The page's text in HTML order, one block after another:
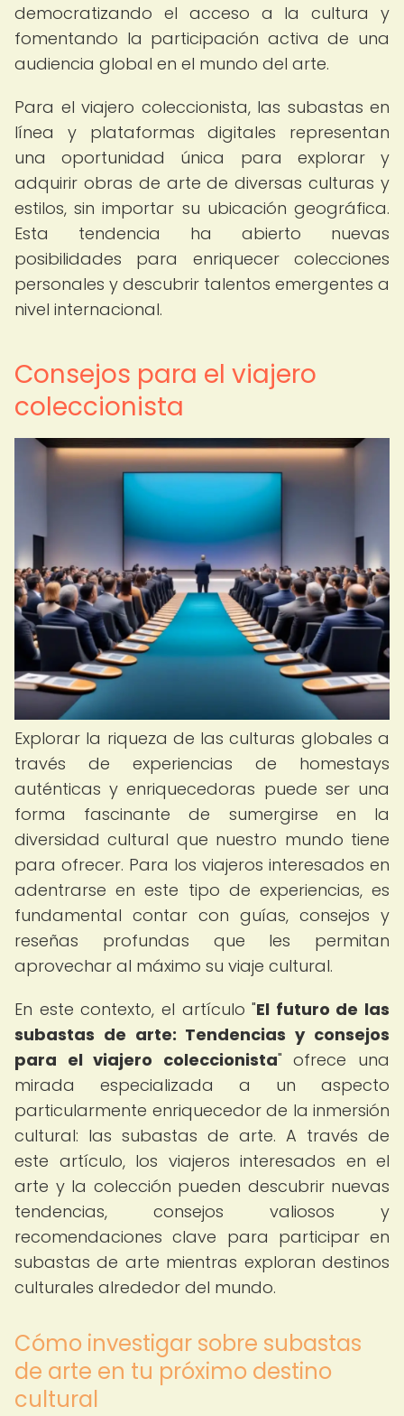
democratizando el acceso a la cultura y
fomentando la participación activa de una
audiencia global en el mundo del arte.
Para el viajero coleccionista, las subastas en
línea y plataformas digitales representan
una oportunidad única para explorar y
adquirir obras de arte de diversas culturas y
estilos, sin importar su ubicación geográfica.
Esta tendencia ha abierto nuevas
posibilidades para enriquecer colecciones
personales y descubrir talentos emergentes a
nivel internacional.
Consejos para el viajero
coleccionista
Explorar la riqueza de las culturas globales a
través de experiencias de homestays
auténticas y enriquecedoras puede ser una
forma fascinante de sumergirse en la
diversidad cultural que nuestro mundo tiene
para ofrecer. Para los viajeros interesados en
adentrarse en este tipo de experiencias, es
fundamental contar con guías, consejos y
reseñas profundas que les permitan
aprovechar al máximo su viaje cultural.
En este contexto, el artículo "El futuro de las
subastas de arte: Tendencias y consejos
para el viajero coleccionista" ofrece una
mirada especializada a un aspecto
particularmente enriquecedor de la inmersión
cultural: las subastas de arte. A través de
este artículo, los viajeros interesados en el
arte y la colección pueden descubrir nuevas
tendencias, consejos valiosos y
recomendaciones clave para participar en
subastas de arte mientras exploran destinos
culturales alrededor del mundo.
Cómo investigar sobre subastas
de arte en tu próximo destino
cultural